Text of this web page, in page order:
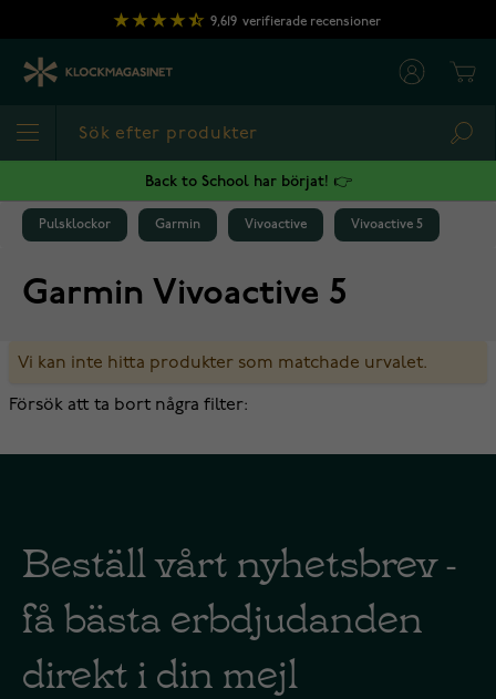
Hoppa till innehållet
9,619 verifierade recensioner
Back to School har börjat! 👉
Pulsklockor Garmin Vivoactive Vivoactive 5
Garmin Vivoactive 5
Vi kan inte hitta produkter som matchade urvalet.
Försök att ta bort några filter:
Beställ vårt nyhetsbrev -
få bästa erbdjudanden
direkt i din mejl